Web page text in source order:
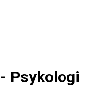
Psykologi